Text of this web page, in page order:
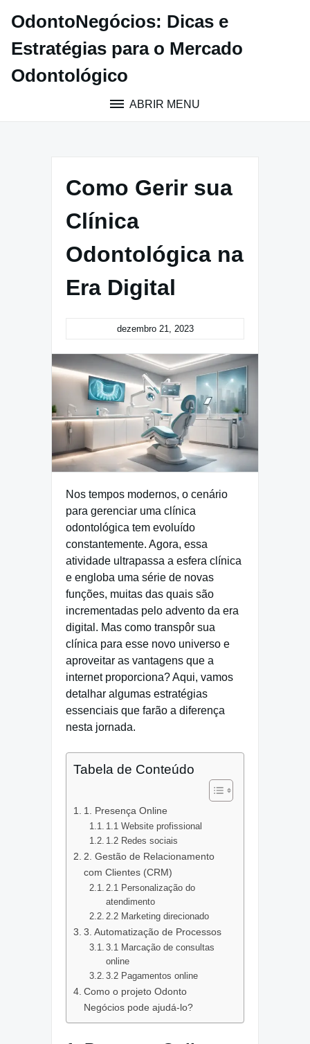
para
conteúdo
OdontoNegócios: Dicas e
Estratégias para o Mercado
Odontológico
ABRIR MENU
Como Gerir sua
Clínica
Odontológica na
Era Digital
dezembro 21, 2023
Nos tempos modernos, o cenário
para gerenciar uma clínica
odontológica tem evoluído
constantemente. Agora, essa
atividade ultrapassa a esfera clínica
e engloba uma série de novas
funções, muitas das quais são
incrementadas pelo advento da era
digital. Mas como transpôr sua
clínica para esse novo universo e
aproveitar as vantagens que a
internet proporciona? Aqui, vamos
detalhar algumas estratégias
essenciais que farão a diferença
nesta jornada.
Tabela de Conteúdo
1. Presença Online
1.1 Website profissional
1.2 Redes sociais
2. Gestão de Relacionamento
com Clientes (CRM)
2.1 Personalização do
atendimento
2.2 Marketing direcionado
3. Automatização de Processos
3.1 Marcação de consultas
online
3.2 Pagamentos online
Como o projeto Odonto
Negócios pode ajudá-lo?